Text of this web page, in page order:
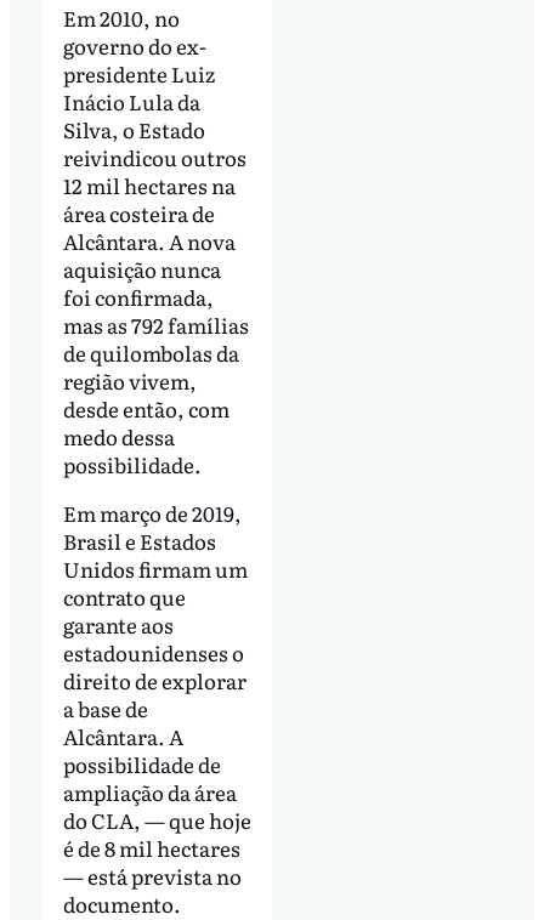
Em 2010, no
governo do ex-
presidente Luiz
Inácio Lula da
Silva, o Estado
reivindicou outros
12 mil hectares na
área costeira de
Alcântara. A nova
aquisição nunca
foi confirmada,
mas as 792 famílias
de quilombolas da
região vivem,
desde então, com
medo dessa
possibilidade.
Em março de 2019,
Brasil e Estados
Unidos firmam um
contrato que
garante aos
estadounidenses o
direito de explorar
a base de
Alcântara. A
possibilidade de
ampliação da área
do CLA, — que hoje
é de 8 mil hectares
— está prevista no
documento.